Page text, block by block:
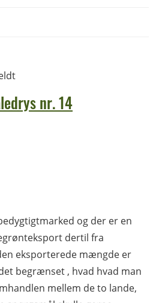
nr. 14
og der er en
dertil fra
eksporterede mængde er
begrænset , hvad hvad man
mellem de to lande,